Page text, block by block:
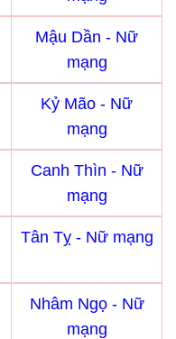
Mậu Dần - Nữ
mạng
Kỷ Mão - Nữ
mạng
Canh Thìn - Nữ
mạng
Tân Tỵ - Nữ mạng
Nhâm Ngọ - Nữ
mạng